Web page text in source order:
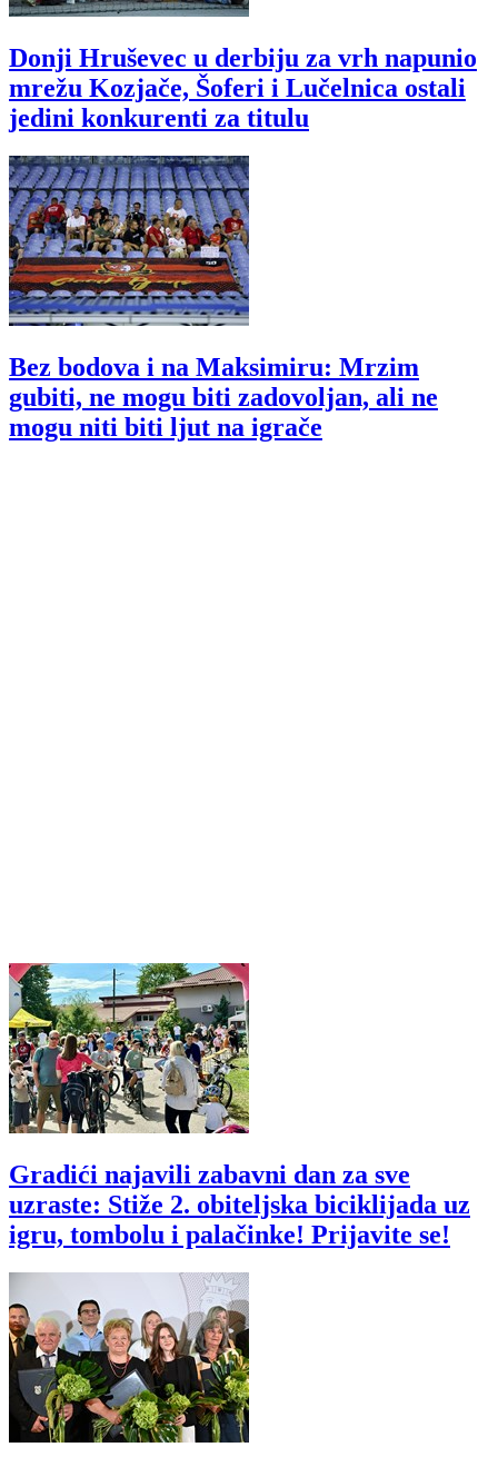
Donji Hruševec u derbiju za vrh napunio
mrežu Kozjače, Šoferi i Lučelnica ostali
jedini konkurenti za titulu
Bez bodova i na Maksimiru: Mrzim
gubiti, ne mogu biti zadovoljan, ali ne
mogu niti biti ljut na igrače
Gradići najavili zabavni dan za sve
uzraste: Stiže 2. obiteljska biciklijada uz
igru, tombolu i palačinke! Prijavite se!